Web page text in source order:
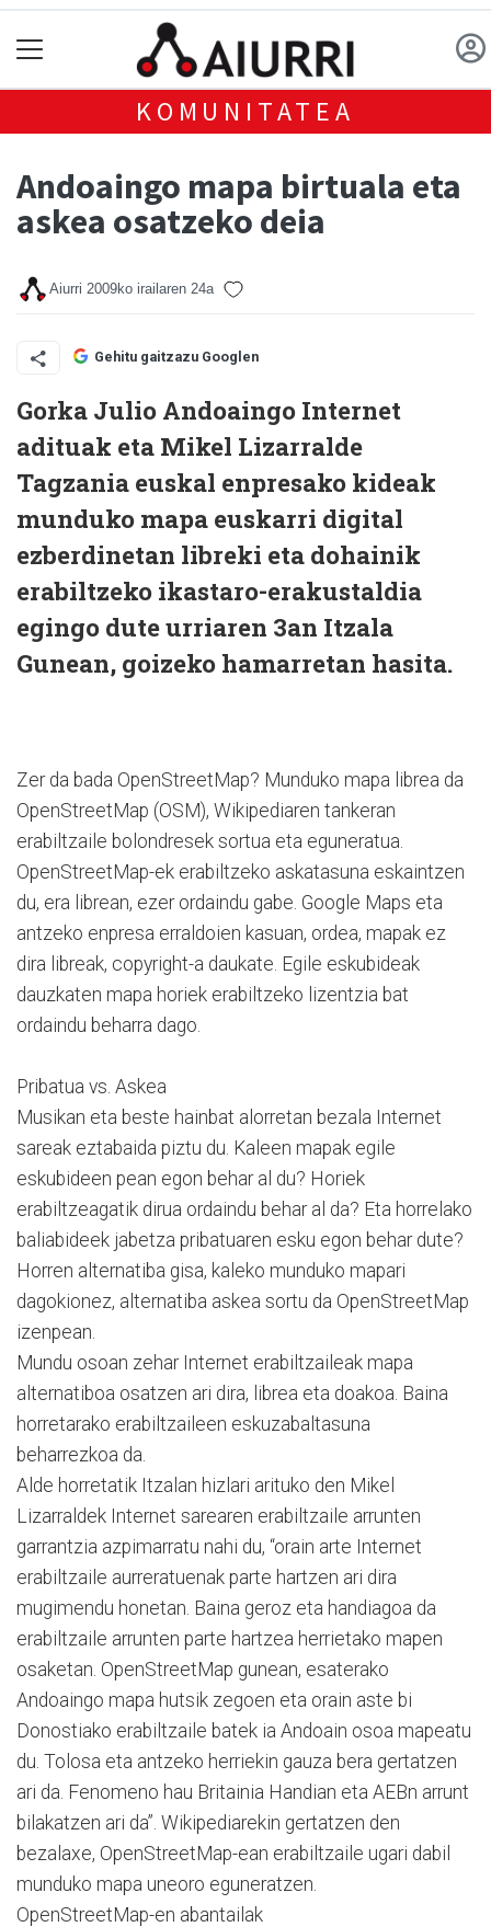
KOMUNITATEA
Andoaingo mapa birtuala eta
askea osatzeko deia
Aiurri 2009ko irailaren 24a
Gehitu gaitzazu Googlen
Gorka Julio Andoaingo Internet
adituak eta Mikel Lizarralde
Tagzania euskal enpresako kideak
munduko mapa euskarri digital
ezberdinetan libreki eta dohainik
erabiltzeko ikastaro-erakustaldia
egingo dute urriaren 3an Itzala
Gunean, goizeko hamarretan hasita.
Zer da bada OpenStreetMap? Munduko mapa librea da
OpenStreetMap (OSM), Wikipediaren tankeran
erabiltzaile bolondresek sortua eta eguneratua.
OpenStreetMap-ek erabiltzeko askatasuna eskaintzen
du, era librean, ezer ordaindu gabe. Google Maps eta
antzeko enpresa erraldoien kasuan, ordea, mapak ez
dira libreak, copyright-a daukate. Egile eskubideak
dauzkaten mapa horiek erabiltzeko lizentzia bat
ordaindu beharra dago.
Pribatua vs. Askea
Musikan eta beste hainbat alorretan bezala Internet
sareak eztabaida piztu du. Kaleen mapak egile
eskubideen pean egon behar al du? Horiek
erabiltzeagatik dirua ordaindu behar al da? Eta horrelako
baliabideek jabetza pribatuaren esku egon behar dute?
Horren alternatiba gisa, kaleko munduko mapari
dagokionez, alternatiba askea sortu da OpenStreetMap
izenpean.
Mundu osoan zehar Internet erabiltzaileak mapa
alternatiboa osatzen ari dira, librea eta doakoa. Baina
horretarako erabiltzaileen eskuzabaltasuna
beharrezkoa da.
Alde horretatik Itzalan hizlari arituko den Mikel
Lizarraldek Internet sarearen erabiltzaile arrunten
garrantzia azpimarratu nahi du, “orain arte Internet
erabiltzaile aurreratuenak parte hartzen ari dira
mugimendu honetan. Baina geroz eta handiagoa da
erabiltzaile arrunten parte hartzea herrietako mapen
osaketan. OpenStreetMap gunean, esaterako
Andoaingo mapa hutsik zegoen eta orain aste bi
Donostiako erabiltzaile batek ia Andoain osoa mapeatu
du. Tolosa eta antzeko herriekin gauza bera gertatzen
ari da. Fenomeno hau Britainia Handian eta AEBn arrunt
bilakatzen ari da”. Wikipediarekin gertatzen den
bezalaxe, OpenStreetMap-ean erabiltzaile ugari dabil
munduko mapa uneoro eguneratzen.
OpenStreetMap-en abantailak